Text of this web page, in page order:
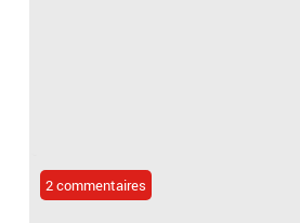
2 commentaires